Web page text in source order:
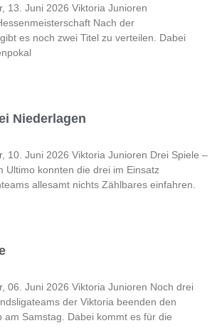
13. Juni 2026 Viktoria Junioren
Nach der
es noch zwei Titel zu verteilen. Dabei
Niederlagen
10. Juni 2026 Viktoria Junioren Drei Spiele –
Ultimo konnten die drei im Einsatz
allesamt nichts Zählbares einfahren.
06. Juni 2026 Viktoria Junioren Noch drei
der Viktoria beenden den
am Samstag. Dabei kommt es für die